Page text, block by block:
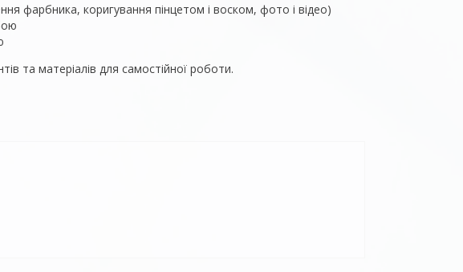
фарбника, коригування пінцетом і воском, фото і відео)
та матеріалів для самостійної роботи.